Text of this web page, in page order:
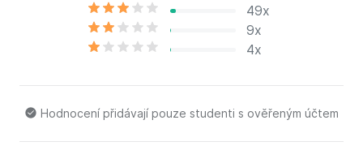
49x
9x
4x
Hodnocení přidávají pouze studenti s ověřeným účtem